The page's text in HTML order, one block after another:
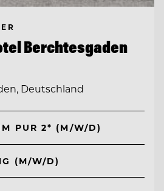
Berchtesgaden
Deutschland
PUR 2* (M/W/D)
(M/W/D)